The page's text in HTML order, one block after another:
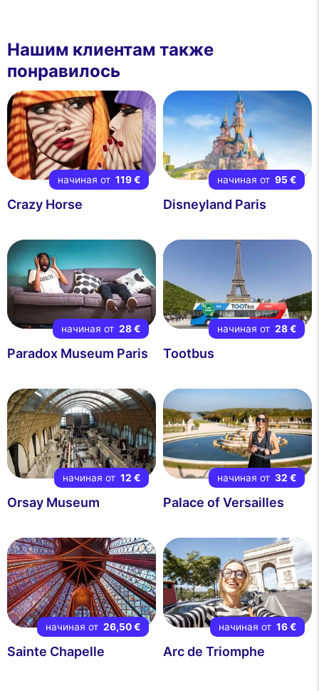
Нашим клиентам также
понравилось
начиная от 119 €
Crazy Horse
начиная от 95 €
Disneyland Paris
начиная от 28 €
Paradox Museum Paris
начиная от 28 €
Tootbus
начиная от 12 €
Orsay Museum
начиная от 32 €
Palace of Versailles
начиная от 26,50 €
Sainte Chapelle
начиная от 16 €
Arc de Triomphe